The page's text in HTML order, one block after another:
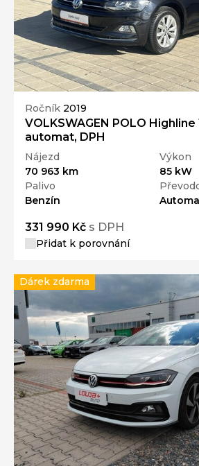
Ročník 2019
VOLKSWAGEN POLO
automat, DPH
Nájezd
70 963 km
Výkon
85 kW
Palivo
Benzín
331 990 Kč s DPH
Přidat k porovnání
Dárek zdarma